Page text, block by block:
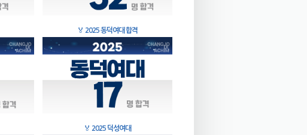
🏅 2025 동덕여대 합격
🏅 2025 덕성여대